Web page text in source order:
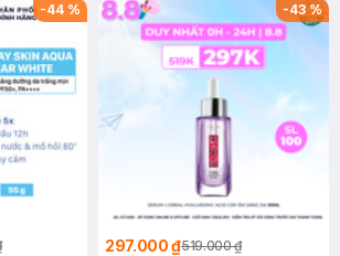
-44 % -43%
297.000 ₫519.000 ₫